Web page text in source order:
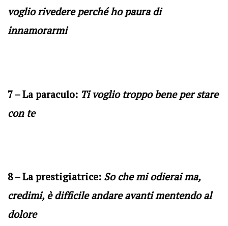
voglio rivedere perché ho paura di
innamorarmi
7 – La paraculo: Ti voglio troppo bene per stare
con te
8 – La prestigiatrice: So che mi odierai ma,
credimi, è difficile andare avanti mentendo al
dolore